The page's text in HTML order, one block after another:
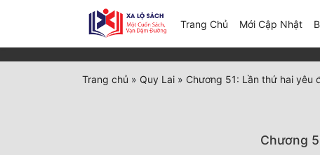
Trang Chủ Mới Cập Nhật
Trang chủ » Quy Lai » Chương 51: Lần thứ hai yêu
Chương